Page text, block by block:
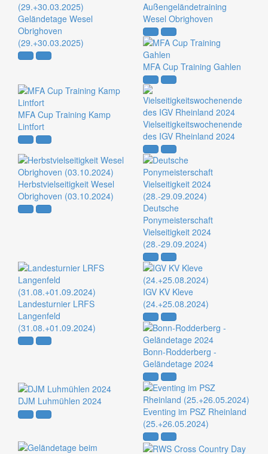
Geländetage Wesel
Obrighoven
(29.+30.03.2025)
Außengeländetraining
Wesel Obrighoven
MFA Cup Training Gahlen
MFA Cup Training Kamp
Lintfort
Vielseitigkeitswochenende
des IGV Rheinland 2024
Herbstvielseitigkeit Wesel
Obrighoven (03.10.2024)
Deutsche
Ponymeisterschaft
Vielseitigkeit 2024
(28.-29.09.2024)
Landesturnier LRFS
Langenfeld
(31.08.+01.09.2024)
IGV KV Kleve
(24.+25.08.2024)
Bonn-Rodderberg -
Geländetage 2024
DJM Luhmühlen 2024
Eventing im PSZ Rheinland
(25.+26.05.2024)